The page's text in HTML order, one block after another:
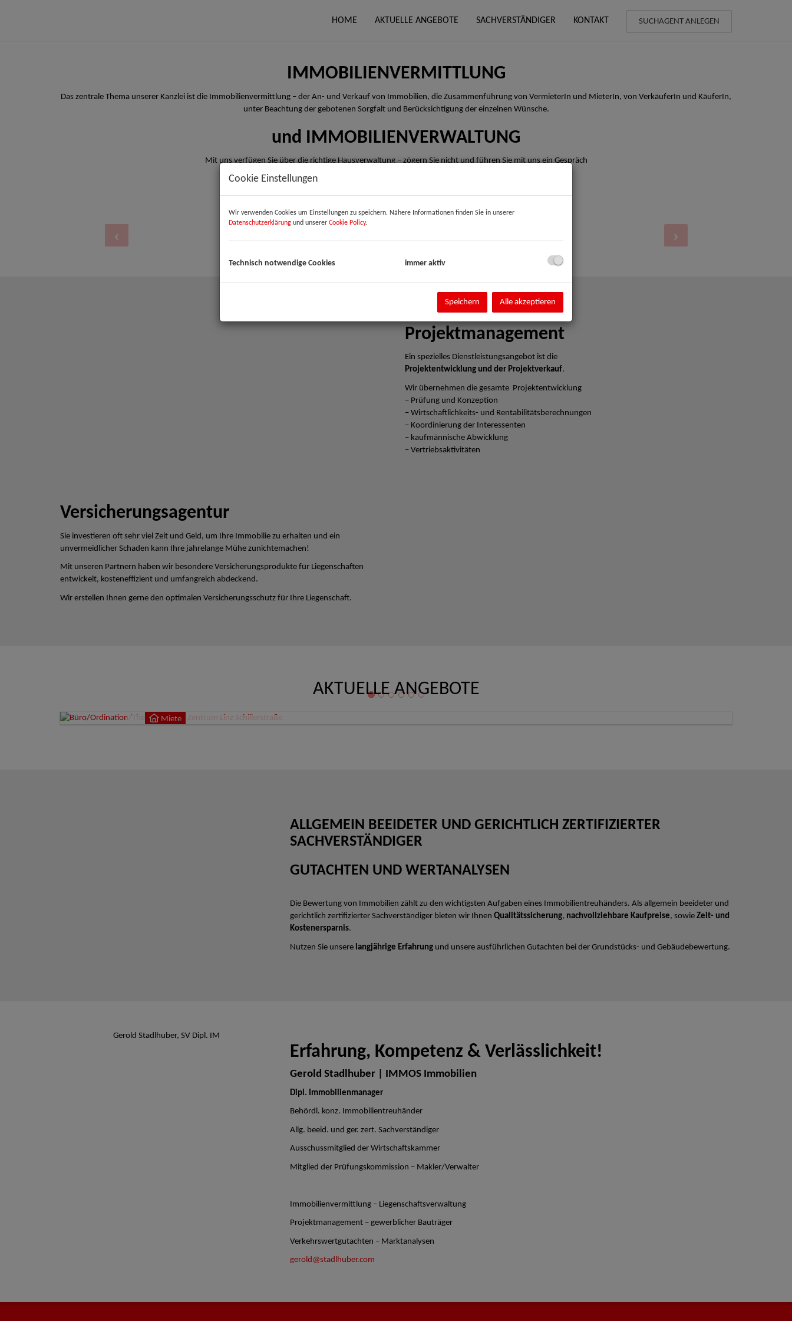
HOME AKTUELLE ANGEBOTE SACHVERSTÄNDIGER KONTAKT SUCHAGENT ANLEGEN
IMMOBILIENVERMITTLUNG
Das zentrale Thema unserer Kanzlei ist die Immobilienvermittlung – der An- und Verkauf von Immobilien, die Zusammenführung von VermieterIn und MieterIn, von VerkäuferIn und KäuferIn,
unter Beachtung der gebotenen Sorgfalt und Berücksichtigung der einzelnen Wünsche.
und IMMOBILIENVERWALTUNG
Mit uns verfügen Sie über die richtige Hausverwaltung – zögern Sie nicht und führen Sie mit uns ein Gespräch
Projektmanagement
Ein spezielles Dienstleistungsangebot ist die
Projektentwicklung und der Projektverkauf.
Wir übernehmen die gesamte Projektentwicklung
– Prüfung und Konzeption
– Wirtschaftlichkeits- und Rentabilitätsberechnungen
– Koordinierung der Interessenten
– kaufmännische Abwicklung
– Vertriebsaktivitäten
Versicherungsagentur
Sie investieren oft sehr viel Zeit und Geld, um Ihre Immobilie zu erhalten und ein
unvermeidlicher Schaden kann Ihre jahrelange Mühe zunichtemachen!
Mit unseren Partnern haben wir besondere Versicherungsprodukte für Liegenschaften
entwickelt, kosteneffizient und umfangreich abdeckend.
Wir erstellen Ihnen gerne den optimalen Versicherungsschutz für Ihre Liegenschaft.
AKTUELLE ANGEBOTE
Miete
ALLGEMEIN BEEIDETER UND GERICHTLICH ZERTIFIZIERTER
SACHVERSTÄNDIGER
GUTACHTEN UND WERTANALYSEN
Die Bewertung von Immobilien zählt zu den wichtigsten Aufgaben eines Immobilientreuhänders. Als allgemein beeideter und
gerichtlich zertifizierter Sachverständiger bieten wir Ihnen Qualitätssicherung, nachvollziehbare Kaufpreise, sowie Zeit- und
Kostenersparnis.
Nutzen Sie unsere langjährige Erfahrung und unsere ausführlichen Gutachten bei der Grundstücks- und Gebäudebewertung.
Gerold Stadlhuber, SV Dipl. IM
Erfahrung, Kompetenz & Verlässlichkeit!
Gerold Stadlhuber | IMMOS Immobilien
Dipl. Immobilienmanager
Behördl. konz. Immobilientreuhänder
Allg. beeid. und ger. zert. Sachverständiger
Ausschussmitglied der Wirtschaftskammer
Mitglied der Prüfungskommission – Makler/Verwalter
Immobilienvermittlung – Liegenschaftsverwaltung
Projektmanagement – gewerblicher Bauträger
Verkehrswertgutachten – Marktanalysen
gerold@stadlhuber.com
Cookie Einstellungen
Wir verwenden Cookies um Einstellungen zu speichern. Nähere Informationen finden Sie in unserer
Datenschutzerklärung und unserer Cookie Policy.
Technisch notwendige Cookies immer aktiv
Speichern Alle akzeptieren